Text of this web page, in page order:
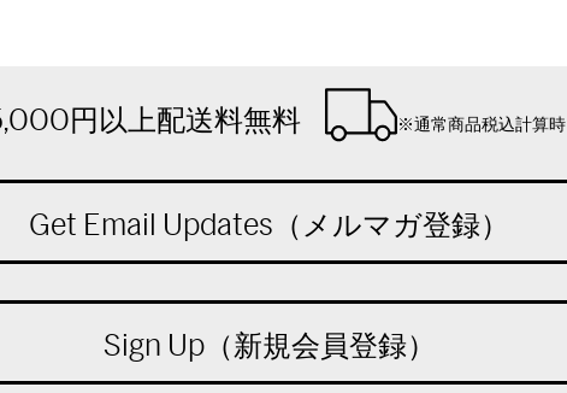
円以上配送料無料 ※通常商品税込計算時
Get Email Updates（メルマガ登録）
Sign Up（新規会員登録）